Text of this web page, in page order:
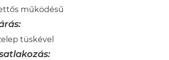
működésű
tüskével